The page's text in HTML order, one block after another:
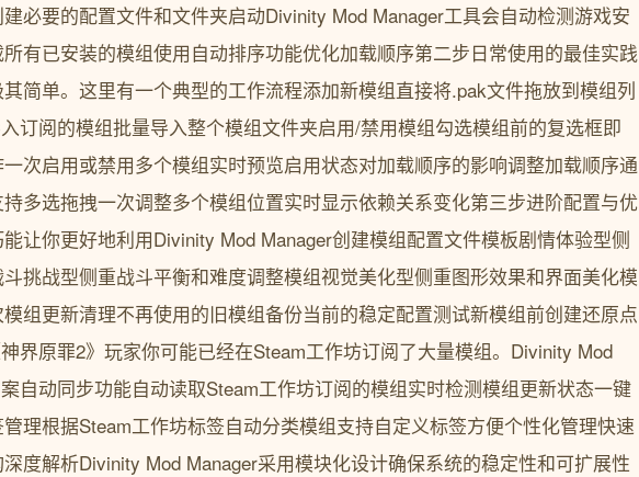
必要的配置文件和文件夹启动Divinity Mod Manager工具会自动检测游戏安
有已安装的模组使用自动排序功能优化加载顺序第二步日常使用的最佳实践
简单。这里有一个典型的工作流程添加新模组直接将.pak文件拖放到模组列
订阅的模组批量导入整个模组文件夹启用/禁用模组勾选模组前的复选框即
次启用或禁用多个模组实时预览启用状态对加载顺序的影响调整加载顺序通
多选拖拽一次调整多个模组位置实时显示依赖关系变化第三步进阶配置与优
让你更好地利用Divinity Mod Manager创建模组配置文件模板剧情体验型侧
挑战型侧重战斗平衡和难度调整模组视觉美化型侧重图形效果和界面美化模
组更新清理不再使用的旧模组备份当前的稳定配置测试新模组前创建还原点
界原罪2》玩家你可能已经在Steam工作坊订阅了大量模组。Divinity Mod
自动同步功能自动读取Steam工作坊订阅的模组实时检测模组更新状态一键
理根据Steam工作坊标签自动分类模组支持自定义标签方便个性化管理快速
度解析Divinity Mod Manager采用模块化设计确保系统的稳定性和可扩展性